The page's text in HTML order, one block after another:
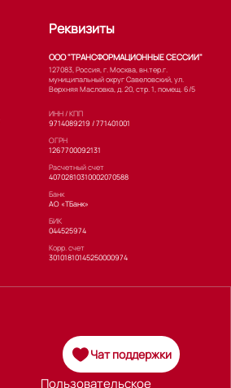
Реквизиты
ООО "ТРАНСФОРМАЦИОННЫЕ СЕССИИ"
127083, Россия, г. Москва, вн.тер.г.
муниципальный округ Савеловский, ул.
Верхняя Масловка, д. 20, стр. 1, помещ. 6/5
ИНН / КПП
9714089219 / 771401001
ОГРН
1267700092131
Расчетный счет
40702810310002070588
Банк
АО «ТБанк»
БИК
044525974
Корр. счет
30101810145250000974
Пользовательское
Чат поддержки